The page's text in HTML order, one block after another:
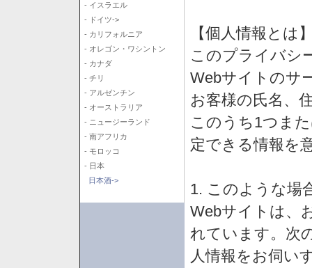
- イスラエル
- ドイツ->
- カリフォルニア
- オレゴン・ワシントン
- カナダ
- チリ
- アルゼンチン
- オーストラリア
- ニュージーランド
- 南アフリカ
- モロッコ
- 日本
日本酒->
【個人情報とは
このプライバシ
Webサイトのサ
お客様の氏名、
このうち1つま
定できる情報を
1. このような場
Webサイトは、
れています。次
人情報をお伺い